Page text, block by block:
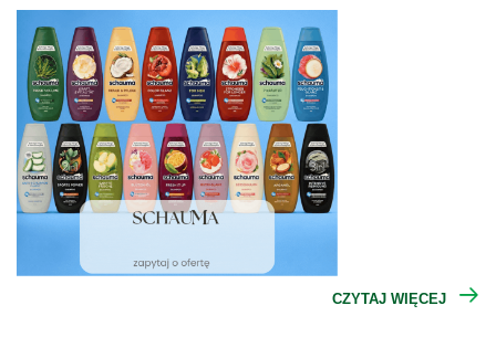
CZYTAJ WIĘCEJ